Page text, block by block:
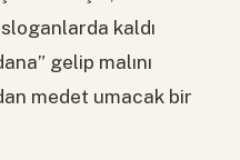
kaldı
gelip malını
medet umacak bir